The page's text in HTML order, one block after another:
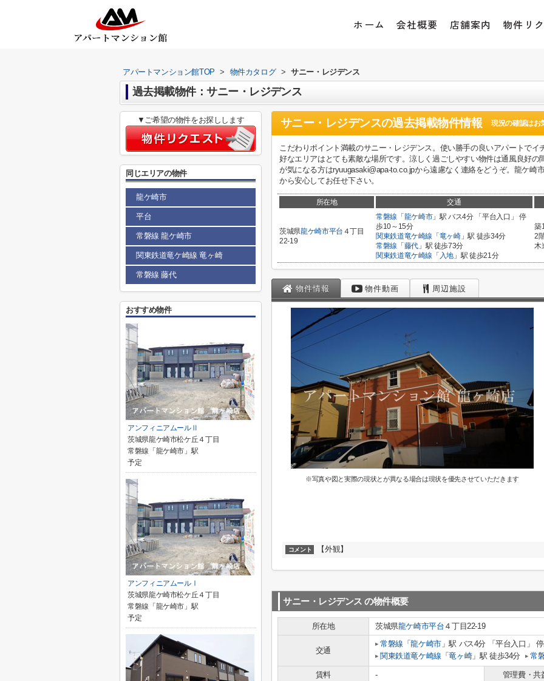
ホーム 会社概要 店舗案内 物件リ
アパートマンション館TOP > 物件カタログ > サニー・レジデンス
過去掲載物件：サニー・レジデンス
サニー・レジデンスの過去掲載物件情報 現況の確認はお
こだわりポイント満載のサニー・レジデンス。使い勝手の良いアパートでイ
好なエリアはとても素敵な場所です。涼しく過ごしやすい物件は通風良好の
が気になる方はryuugasaki@apa-to.co.jpから遠慮なく連絡をどうぞ。龍ケ
から安心してお任せ下さい。
所在地 交通
茨城県龍ケ崎市平台 ４丁目
22-19
常磐線 「 龍ケ崎市」駅 バス4分 「平台入口」 停
歩10～15分
関東鉄道竜ケ崎線 「 竜ヶ崎」駅 徒歩34分
常磐線 「 藤代」駅 徒歩73分
関東鉄道竜ケ崎線 「 入地 」駅 徒歩21分
築
2
木
物件情報 物件動画 周辺施設
※写真や図と実際の現状とが異なる場合は現状を優先させていただきます
コメント 【外観】
サニー・レジデンス の物件概要
所在地 茨城県龍ケ崎市平台 ４丁目22-19
交通
常磐線 「龍ケ崎市」駅 バス4分 「平台入口」
関東鉄道竜ケ崎線 「竜ヶ崎」駅 徒歩34分 常
賃料 - 管理費・共
▼ご希望の物件をお探しします
同じエリアの物件
龍ケ崎市
平台
常磐線 龍ケ崎市
関東鉄道竜ケ崎線 竜ヶ崎
常磐線 藤代
おすすめ物件
アンフィニアムールⅡ
茨城県龍ケ崎市松ケ丘４丁目
常磐線「龍ケ崎市」駅
予定
アンフィニアムールⅠ
茨城県龍ケ崎市松ケ丘４丁目
常磐線「龍ケ崎市」駅
予定